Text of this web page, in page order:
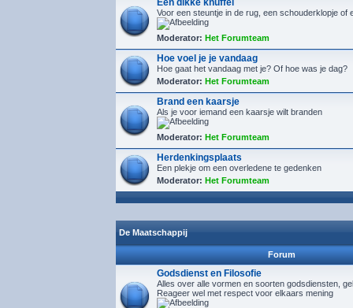
Een dikke knuffel
Voor een steuntje in de rug, een schouderklopje of
Moderator: Het Forumteam
Hoe voel je je vandaag
Hoe gaat het vandaag met je? Of hoe was je dag?
Moderator: Het Forumteam
Brand een kaarsje
Als je voor iemand een kaarsje wilt branden
Moderator: Het Forumteam
Herdenkingsplaats
Een plekje om een overledene te gedenken
Moderator: Het Forumteam
De Maatschappij
Forum
Godsdienst en Filosofie
Alles over alle vormen en soorten godsdiensten,
Reageer wel met respect voor elkaars mening